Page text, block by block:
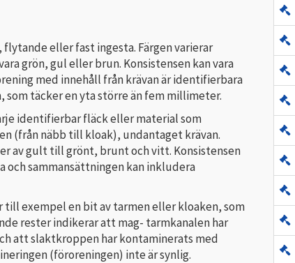
eller fast ingesta. Färgen varierar
grön, gul eller brun. Konsistensen kan vara
med innehåll från krävan är identifierbara
täcker en yta större än fem millimeter.
identifierbar fläck eller material som
(från näbb till kloak), undantaget krävan.
av gult till grönt, brunt och vitt. Konsistensen
sammansättningen kan inkludera
till exempel en bit av tarmen eller kloaken, som
rester indikerar att mag- tarmkanalen har
att slaktkroppen har kontaminerats med
(föroreningen) inte är synlig.